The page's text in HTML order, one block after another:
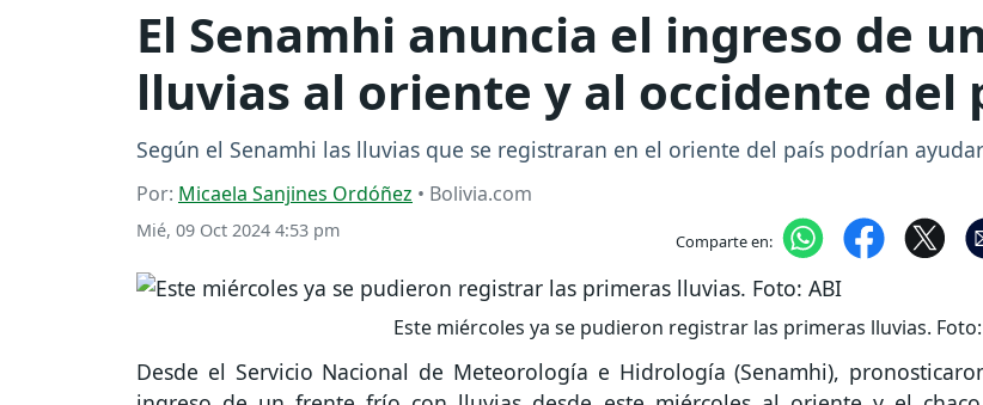
El Senamhi anuncia el ingreso de
lluvias al oriente y al occidente del
Según el Senamhi las lluvias que se registraran en el oriente del país podrían
Por: Micaela Sanjines Ordóñez • Bolivia.com
Mié, 09 Oct 2024 4:53 pm Comparte en:
Este miércoles ya se pudieron registrar las primeras lluvias.
Desde el Servicio Nacional de Meteorología e Hidrología (Senamhi),